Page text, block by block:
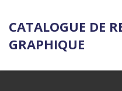
CATALOGUE DE
GRAPHIQUE